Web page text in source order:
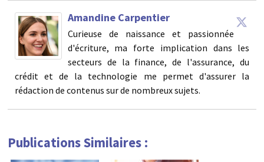
Amandine Carpentier
Curieuse de naissance et passionnée
d'écriture, ma forte implication dans les
secteurs de la finance, de l'assurance, du
crédit et de la technologie me permet d'assurer la
rédaction de contenus sur de nombreux sujets.
Publications Similaires :